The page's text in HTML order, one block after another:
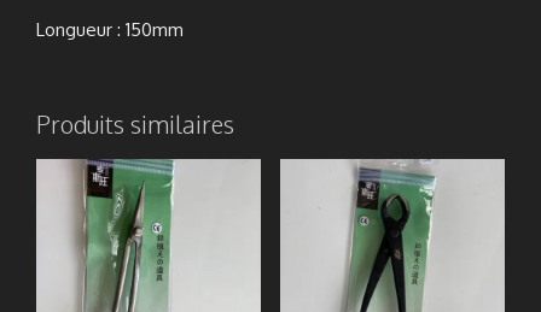
Longueur : 150mm
Produits similaires